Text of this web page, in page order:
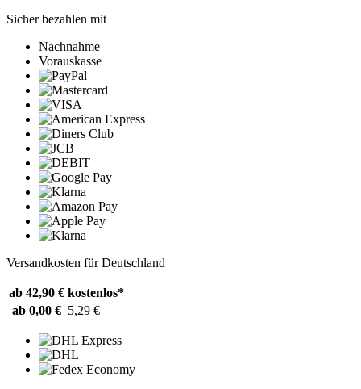
Sicher bezahlen mit
Nachnahme
Vorauskasse
Versandkosten für Deutschland
ab 42,90 € kostenlos*
ab 0,00 € 5,29 €